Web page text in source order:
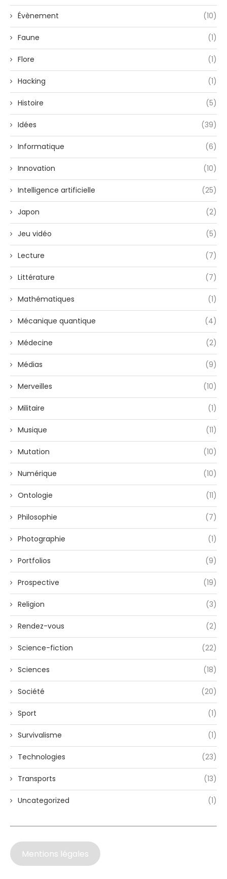
Évènement (10)
Faune (1)
Flore (1)
Hacking (1)
Histoire (5)
Idées (39)
Informatique (6)
Innovation (10)
Intelligence artificielle (25)
Japon (2)
Jeu vidéo (5)
Lecture (7)
Littérature (7)
Mathématiques (1)
Mécanique quantique (4)
Médecine (2)
Médias (9)
Merveilles (10)
Militaire (1)
Musique (11)
Mutation (10)
Numérique (10)
Ontologie (11)
Philosophie (7)
Photographie (1)
Portfolios (9)
Prospective (19)
Religion (3)
Rendez-vous (2)
Science-fiction (22)
Sciences (18)
Société (20)
Sport (1)
Survivalisme (1)
Technologies (23)
Transports (13)
Uncategorized (1)
Mentions légales